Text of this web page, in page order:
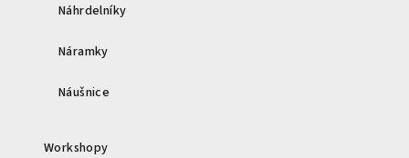
Náhrdelníky
Náramky
Náušnice
Workshopy